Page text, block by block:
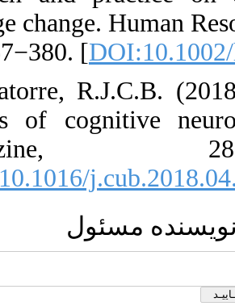
manage
43, 367−380. [
32. Zatorre,
origins of
[DOI:10.1016/